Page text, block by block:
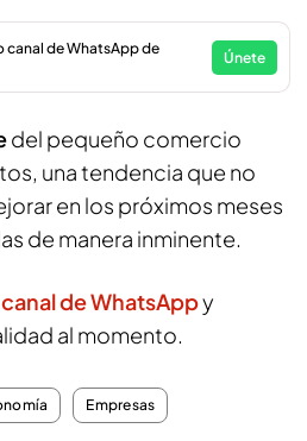
canal de WhatsApp de
Únete
del pequeño comercio
una tendencia que no
en los próximos meses
de manera inminente.
de WhatsAppy
al momento.
Empresas